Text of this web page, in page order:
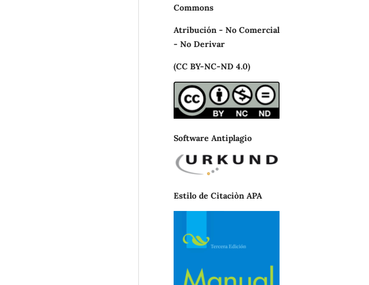
Commons
Atribución - No Comercial
- No Derivar
(CC BY-NC-ND 4.0)
Software Antiplagio
Estilo de Citaciòn APA